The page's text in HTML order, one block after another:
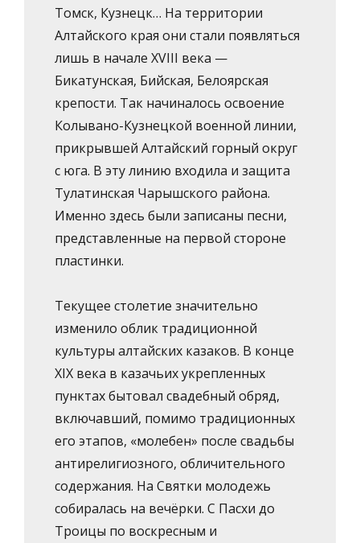
Томск, Кузнецк… На территории
Алтайского края они стали появляться
лишь в начале XVIII века —
Бикатунская, Бийская, Белоярская
крепости. Так начиналось освоение
Колывано-Кузнецкой военной линии,
прикрывшей Алтайский горный округ
с юга. В эту линию входила и защита
Тулaтинская Чарышского района.
Именно здесь были записаны песни,
представленные на первой стороне
пластинки.
Текущее столетие значительно
изменило облик традиционной
культуры алтайских казаков. В конце
XIX века в казачьих укрепленных
пунктах бытовал свадебный обряд,
включавший, помимо традиционных
его этапов, «молебен» после свадьбы
антирелигиозного, обличительного
содержания. На Святки молодежь
собиралась на вечёрки. С Пасхи до
Троицы по воскресным и